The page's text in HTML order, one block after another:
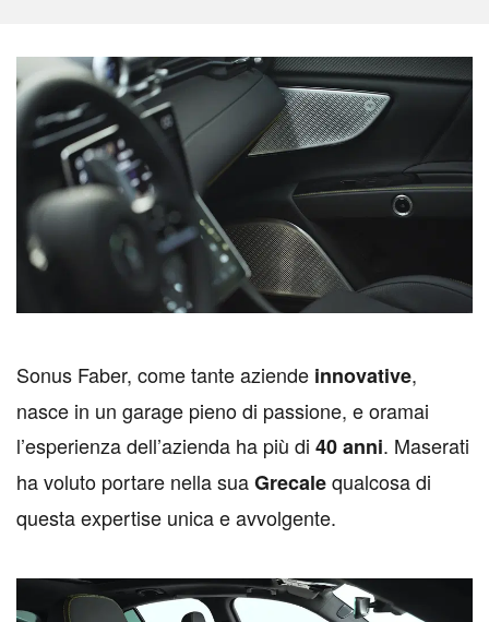
Sonus Faber, come tante aziende innovative,
nasce in un garage pieno di passione, e oramai
l’esperienza dell’azienda ha più di 40 anni. Maserati
ha voluto portare nella suaGrecalequalcosa di
questa expertise unica e avvolgente.